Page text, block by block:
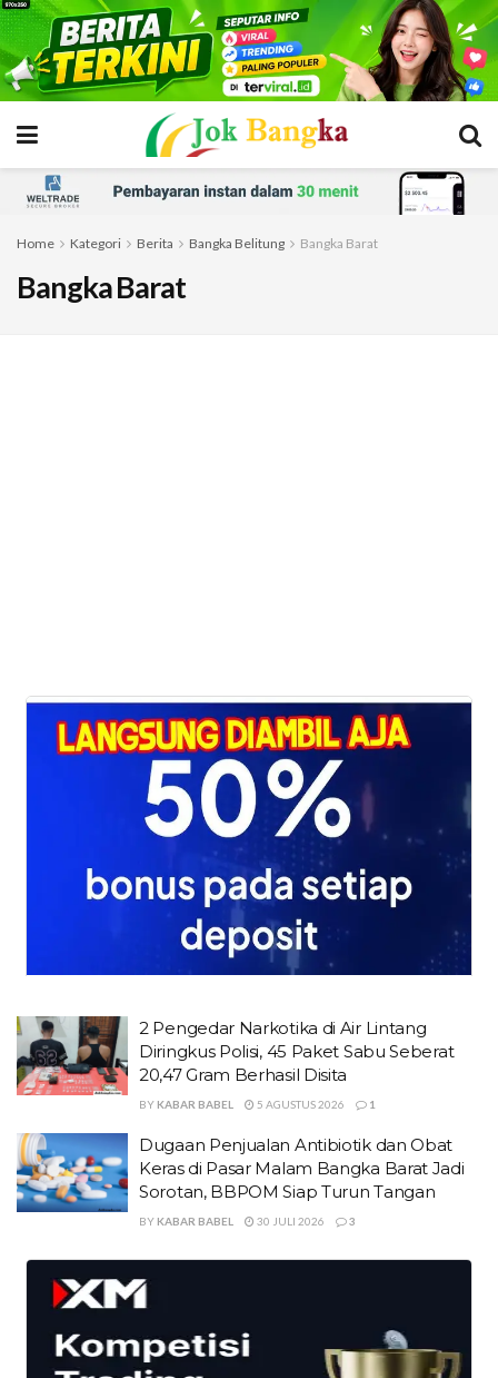
Home Kategori Berita Bangka Belitung Bangka Barat
Bangka Barat
2 Pengedar Narkotika di Air Lintang
Diringkus Polisi, 45 Paket Sabu Seberat
20,47 Gram Berhasil Disita
BY KABAR BABEL 5 AGUSTUS 2026 1
Dugaan Penjualan Antibiotik dan Obat
Keras di Pasar Malam Bangka Barat Jadi
Sorotan, BBPOM Siap Turun Tangan
BY KABAR BABEL 30 JULI 2026 3